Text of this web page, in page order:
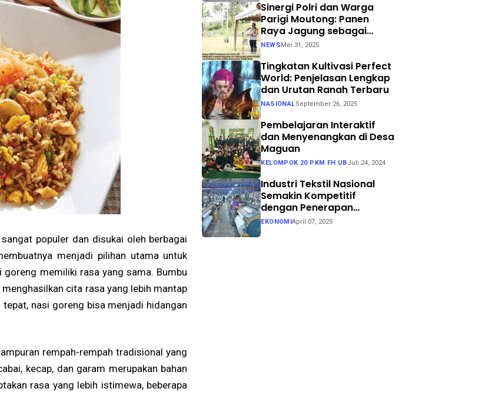
populer dan disukai oleh berbagai
menjadi pilihan utama untuk
memiliki rasa yang sama. Bumbu
cita rasa yang lebih mantap
nasi goreng bisa menjadi hidangan
rempah-rempah tradisional yang
kecap, dan garam merupakan bahan
rasa yang lebih istimewa, beberapa
Sinergi Polri dan Warga
Parigi Moutong: Panen
Raya Jagung sebagai
Langkah Nyata Menuju
NEWS Mei 31, 2025
Tingkatan Kultivasi Perfect
World: Penjelasan Lengkap
dan Urutan Ranah Terbaru
NASIONALSeptember 26, 2025
Pembelajaran Interaktif
dan Menyenangkan di Desa
Maguan
KELOMPOK 20 PKM FH UBJuli 24, 2024
Industri Tekstil Nasional
Semakin Kompetitif
dengan Penerapan
Teknologi Air Jet Loom dan
EKONOMIApril 07, 2025